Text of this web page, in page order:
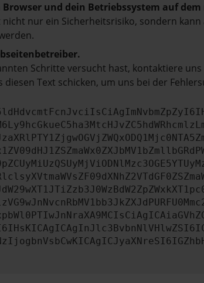
Browser und dein Betriebssystem auf
nur ein Sicherheitsrisiko, sondern
Schritte versucht hast, kontaktiere
diesen Text schicken, um uns bei der